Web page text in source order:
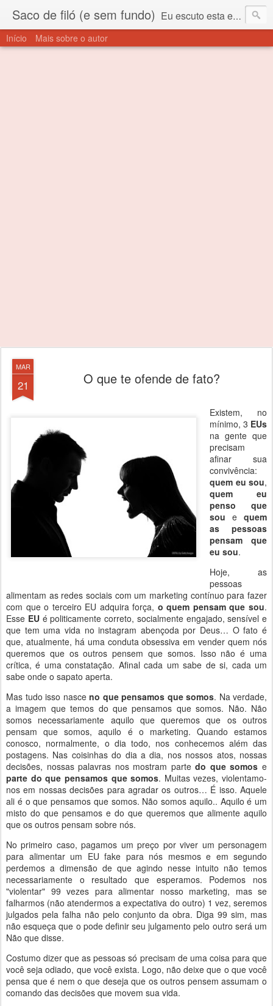
Saco de filó (e sem fundo) Eu escuto esta expressão "saco de filó" desde criança. Para quem não sabe, filó é um tecido todo furadinho e permite que um saco feito com ele, mesmo que muito exposto ao ar soprado para dentro, nunca vai se encher. Aí está o propósito deste nome... Para viver em sociedade tem que ter saco de filó.
Início Mais sobre o autor
MAR
21 O que te ofende de fato?
Existem, no
mínimo, 3 EUs
na gente que
precisam
afinar sua
convivência:
quem eu sou,
quem eu
penso que
sou e quem
as pessoas
pensam que
eu sou.
Hoje, as
pessoas
alimentam as redes sociais com um marketing contínuo para fazer
com que o terceiro EU adquira força, o quem pensam que sou.
Esse EUé politicamente correto, socialmente engajado, sensível e
que tem uma vida no instagram abençoda por Deus… O fato é
que, atualmente, há uma conduta obsessiva em vender quem nós
queremos que os outros pensem que somos. Isso não é uma
crítica, é uma constatação. Afinal cada um sabe de si, cada um
sabe onde o sapato aperta.
Mas tudo isso nasce no que pensamos que somos. Na verdade,
a imagem que temos do que pensamos que somos. Não. Não
somos necessariamente aquilo que queremos que os outros
pensam que somos, aquilo é o marketing. Quando estamos
conosco, normalmente, o dia todo, nos conhecemos além das
postagens. Nas coisinhas do dia a dia, nos nossos atos, nossas
decisões, nossas palavras nos mostram partedo que somos e
parte do que pensamos que somos. Muitas vezes, violentamo-
nos em nossas decisões para agradar os outros… É isso. Aquele
ali é o que pensamos que somos. Não somos aquilo.. Aquilo é um
misto do que pensamos e do que queremos que alimente aquilo
que os outros pensam sobre nós.
No primeiro caso, pagamos um preço por viver um personagem
para alimentar um EU fake para nós mesmos e em segundo
perdemos a dimensão de que agindo nesse intuito não temos
necessariamente o resultado que esperamos. Podemos nos
"violentar" 99 vezes para alimentar nosso marketing, mas se
falharmos (não atendermos a expectativa do outro) 1 vez, seremos
julgados pela falha não pelo conjunto da obra. Diga 99 sim, mas
não esqueça que o pode definir seu julgamento pelo outro será um
Não que disse.
Costumo dizer que as pessoas só precisam de uma coisa para que
você seja odiado, que você exista. Logo, não deixe que o que você
pensa que é nem o que deseja que os outros pensem assumam o
comando das decisões que movem sua vida.